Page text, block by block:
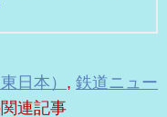
日本） , 鉄道ニュー
連記事